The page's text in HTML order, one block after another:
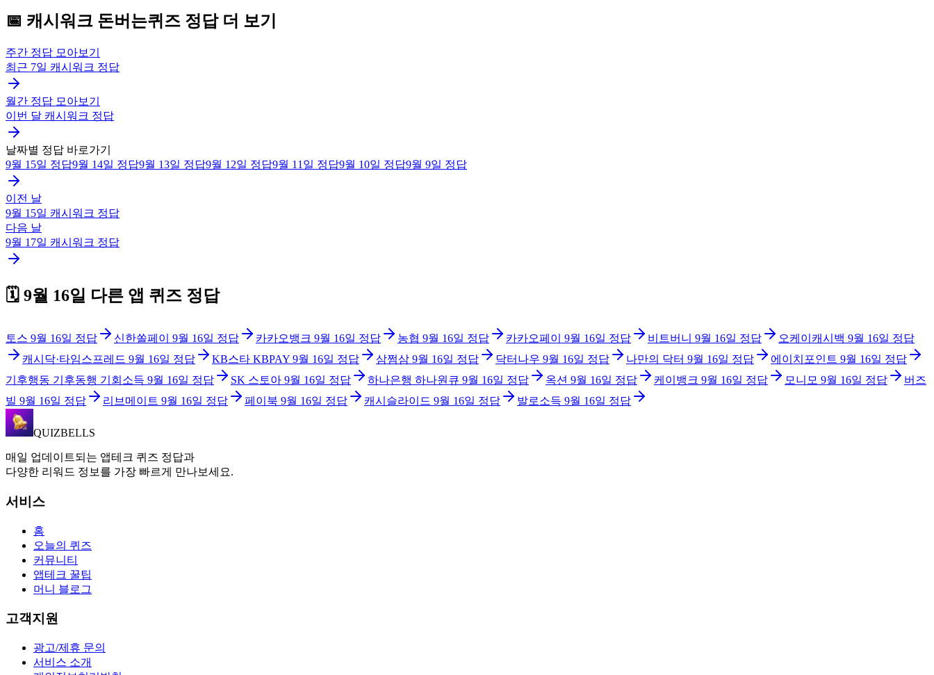
📅 캐시워크 돈버는퀴즈 정답 더 보기
주간 정답 모아보기
최근 7일 캐시워크 정답
월간 정답 모아보기
이번 달 캐시워크 정답
날짜별 정답 바로가기
9월 15일 정답9월 14일 정답9월 13일 정답9월 12일 정답9월 11일 정답9월 10일 정답9월 9일 정답
이전 날
9월 15일 캐시워크 정답
다음 날
9월 17일 캐시워크 정답
🗓️ 9월 16일 다른 앱 퀴즈 정답
토스 9월 16일 정답 신한쏠페이 9월 16일 정답 카카오뱅크 9월 16일 정답 농협 9월 16일 정답 카카오페이 9월 16일 정답 비트버니 9월 16일 정답 오케이캐시백 9월 16일 정답
캐시닥·타임스프레드 9월 16일 정답 KB스타 KBPAY 9월 16일 정답 삼쩜삼 9월 16일 정답 닥터나우 9월 16일 정답 나만의 닥터 9월 16일 정답 에이치포인트 9월 16일 정답
기후행동 기후동행 기회소득 9월 16일 정답 SK 스토아 9월 16일 정답 하나은행 하나원큐 9월 16일 정답 옥션 9월 16일 정답 케이뱅크 9월 16일 정답 모니모 9월 16일 정답
버즈
빌 9월 16일 정답 리브메이트 9월 16일 정답 페이북 9월 16일 정답 캐시슬라이드 9월 16일 정답 발로소득 9월 16일 정답
QUIZBELLS
매일 업데이트되는 앱테크 퀴즈 정답과
다양한 리워드 정보를 가장 빠르게 만나보세요.
서비스
홈
오늘의 퀴즈
커뮤니티
앱테크 꿀팁
머니 블로그
고객지원
광고/제휴 문의
서비스 소개